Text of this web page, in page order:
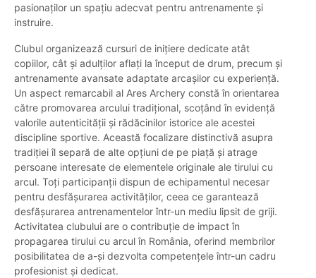
pasionaților un spațiu adecvat pentru antrenamente și
instruire.
Clubul organizează cursuri de inițiere dedicate atât
copiilor, cât și adulților aflați la început de drum, precum și
antrenamente avansate adaptate arcașilor cu experiență.
Un aspect remarcabil al Ares Archery constă în orientarea
către promovarea arcului tradițional, scoțând în evidență
valorile autenticității și rădăcinilor istorice ale acestei
discipline sportive. Această focalizare distinctivă asupra
tradiției îl separă de alte opțiuni de pe piață și atrage
persoane interesate de elementele originale ale tirului cu
arcul. Toți participanții dispun de echipamentul necesar
pentru desfășurarea activităților, ceea ce garantează
desfășurarea antrenamentelor într-un mediu lipsit de griji.
Activitatea clubului are o contribuție de impact în
propagarea tirului cu arcul în România, oferind membrilor
posibilitatea de a-și dezvolta competențele într-un cadru
profesionist și dedicat.